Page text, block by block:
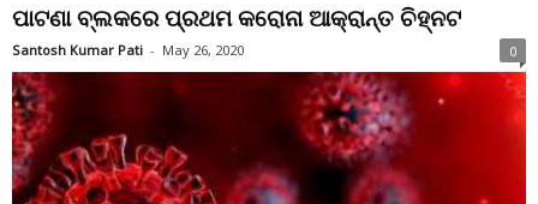
ପାଟଣା ବ୍ଲକରେ ପ୍ରଥମ କରୋନା ଆକ୍ରାନ୍ତ ଚିହ୍ନଟ
Santosh Kumar Pati - May 26, 2020 0